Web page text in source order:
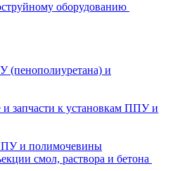
оборудованию
(пенополиуретана) и
запчасти к установкам ППУ и
и полимочевины
смол, раствора и бетона